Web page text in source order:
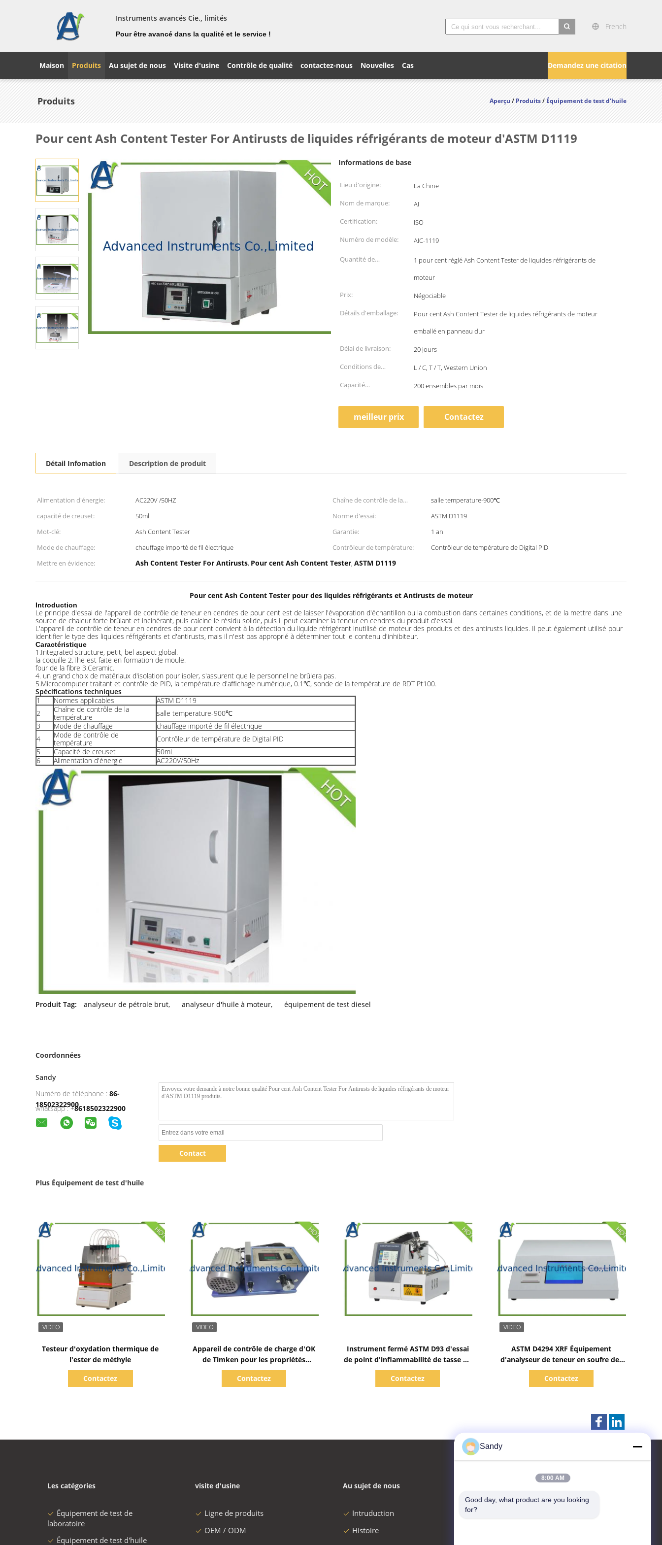
Instruments avancés Cie., limités
Pour être avancé dans la qualité et le service !
French
Demandez une citation
Maison Produits Au sujet de nous Visite d'usine Contrôle de qualité contactez-nous Nouvelles Cas
Produits Aperçu/Produits/Équipement de test d'huile
Pour cent Ash Content Tester For Antirusts de liquides réfrigérants de moteur d'ASTM D1119
Informations de base
Lieu d'origine:
La Chine
Nom de marque:
AI
Certification:
ISO
Numéro de modèle:
AIC-1119
Quantité de
1 pour cent réglé Ash Content Tester de liquides réfrigérants de
moteur
Prix:
Négociable
Détails d'emballage:
Pour cent Ash Content Tester de liquides réfrigérants de moteur
emballé en panneau dur
Délai de livraison:
20 jours
Conditions de
paiement:
L / C, T / T, Western Union
Capacité
200 ensembles par mois
meilleur prix Contactez
Détail Infomation Description de produit
Alimentation d'énergie: AC220V /50HZ
Chaîne de contrôle de la
température:
salle temperature-900℃
capacité de creuset:
50ml Norme d'essai:
ASTM D1119
Mot-clé:
Ash Content Tester Garantie:
1 an
Mode de chauffage:
chauffage importé de fil électrique Contrôleur de température:
Contrôleur de température de Digital PID
Mettre en évidence:
Ash Content Tester For Antirusts, Pour cent Ash Content Tester, ASTM D1119
Pour cent Ash Content Tester pour des liquides réfrigérants et Antirusts de moteur
Introduction
Le principe d'essai de l'appareil de contrôle de teneur en cendres de pour cent est de laisser l'évaporation d'échantillon ou la combustion dans certaines conditions, et de la mettre dans une
source de chaleur forte brûlant et incinérant, puis calcine le résidu solide, puis il peut examiner la teneur en cendres du produit d'essai.
L'appareil de contrôle de teneur en cendres de pour cent convient à la détection du liquide réfrigérant inutilisé de moteur des produits et des antirusts liquides. Il peut également utilisé pour
identifier le type des liquides réfrigérants et d'antirusts, mais il n'est pas approprié à déterminer tout le contenu d'inhibiteur.
Caractéristique
1.Integrated structure, petit, bel aspect global.
la coquille 2.The est faite en formation de moule.
four de la fibre 3.Ceramic.
4. un grand choix de matériaux d'isolation pour isoler, s'assurent que le personnel ne brûlera pas.
5.Microcomputer traitant et contrôle de PID, la température d'affichage numérique, 0.1℃, sonde de la température de RDT Pt100.
Spécifications techniques
1
Normes applicables
ASTM D1119
2
Chaîne de contrôle de la
température
salle temperature-900℃
3
Mode de chauffage
chauffage importé de fil électrique
4
Mode de contrôle de
température
Contrôleur de température de Digital PID
5
Capacité de creuset
50mL
6
Alimentation d'énergie AC220V/50Hz
Produit Tag: analyseur de pétrole brut, analyseur d'huile à moteur, équipement de test diesel
Coordonnées
Sandy
Numéro de téléphone : 86-
18502322900
whatsapp :+8618502322900
Contact
Plus Équipement de test d'huile
Testeur d'oxydation thermique de
l'ester de méthyle
Contactez
Appareil de contrôle de charge d'OK
de Timken pour les propriétés
extrêmes de pression de la graisse
lubrifiante
Contactez
Instrument fermé ASTM D93 d'essai
de point d'inflammabilité de tasse de
martres complètement automatiques
de Pensky
Contactez
ASTM D4294 XRF Équipement
d'analyseur de teneur en soufre des
carburants diesel
Contactez
Les catégories
Équipement de test de
laboratoire
Équipement de test d'huile
visite d'usine
Ligne de produits
OEM / ODM
Au sujet de nous
Intruduction
Histoire
Contactez-nous
Sandy
8:00 AM
Good day, what product are you looking
for?